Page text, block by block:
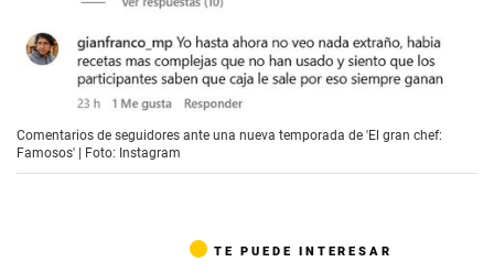
Comentarios de seguidores ante una nueva temporada de 'El gran chef:
Famosos' | Foto: Instagram
TE PUEDE INTERESAR